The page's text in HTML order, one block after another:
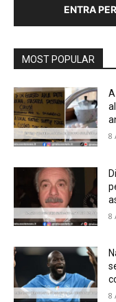
ENTRA
MOST POPULAR
8
8
8